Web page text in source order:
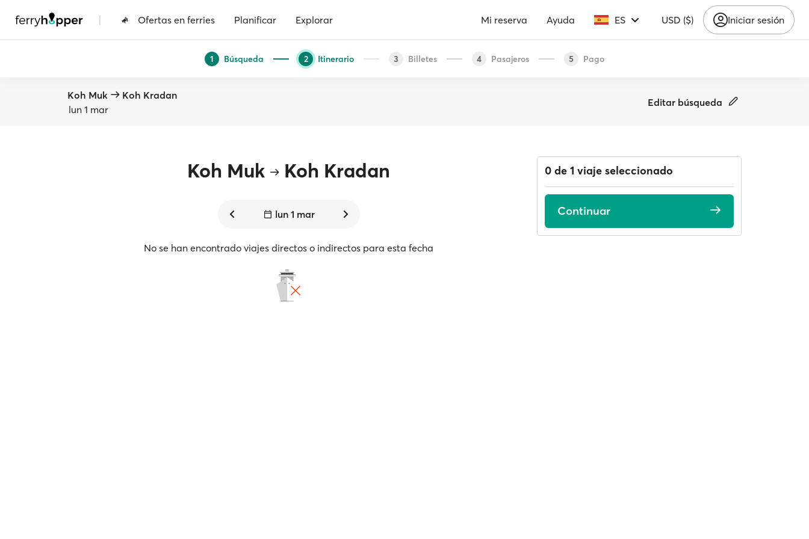
| Ofertas en ferries Planificar Explorar Mi reserva Ayuda ES USD ($) Iniciar sesión
1 Búsqueda 2 Itinerario 3 Billetes 4 Pasajeros 5 Pago
Koh Muk
Koh Kradan
lun 1 mar
Editar búsqueda
Koh Muk Koh Kradan
lun 1 mar
No se han encontrado viajes directos o indirectos para esta fecha
0 de 1 viaje seleccionado
Continuar